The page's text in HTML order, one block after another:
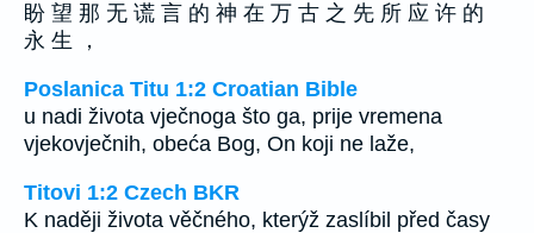
盼 望 那 无 谎 言 的 神 在 万 古 之 先 所 应 许 的
永 生 ，
Poslanica Titu 1:2 Croatian Bible
u nadi života vječnoga što ga, prije vremena
vjekovječnih, obeća Bog, On koji ne laže,
Titovi 1:2 Czech BKR
K naději života věčného, kterýž zaslíbil před časy